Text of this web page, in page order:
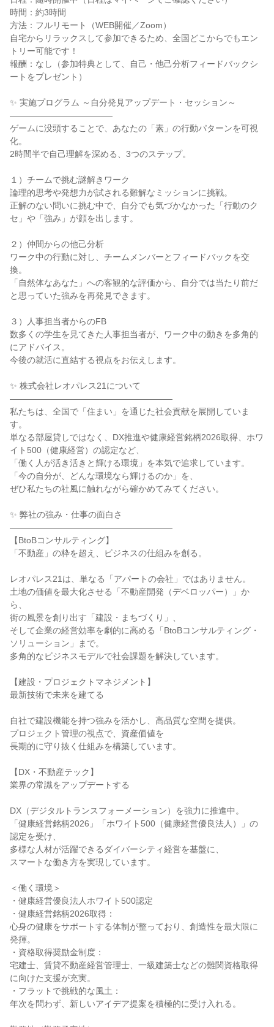
時間：約3時間
方法：フルリモート（WEB開催／Zoom）
自宅からリラックスして参加できるため、全国どこからでもエン
トリー可能です！
報酬：なし（参加特典として、自己・他己分析フィードバックシ
ートをプレゼント）
✨ 実施プログラム ～自分発見アップデート・セッション～
――――――――――――
ゲームに没頭することで、あなたの「素」の行動パターンを可視
化。
2時間半で自己理解を深める、3つのステップ。
１）チームで挑む謎解きワーク
論理的思考や発想力が試される難解なミッションに挑戦。
正解のない問いに挑む中で、自分でも気づかなかった「行動のク
セ」や「強み」が顔を出します。
２）仲間からの他己分析
ワーク中の行動に対し、チームメンバーとフィードバックを交
換。
「自然体なあなた」への客観的な評価から、自分では当たり前だ
と思っていた強みを再発見できます。
３）人事担当者からのFB
数多くの学生を見てきた人事担当者が、ワーク中の動きを多角的
にアドバイス。
今後の就活に直結する視点をお伝えします。
✨ 株式会社レオパレス21について
―――――――――――――――――――
私たちは、全国で「住まい」を通じた社会貢献を展開していま
す。
単なる部屋貸しではなく、DX推進や健康経営銘柄2026取得、ホワ
イト500（健康経営）の認定など、
「働く人が活き活きと輝ける環境」を本気で追求しています。
「今の自分が、どんな環境なら輝けるのか」を、
ぜひ私たちの社風に触れながら確かめてみてください。
✨ 弊社の強み・仕事の面白さ
―――――――――――――――――――
【BtoBコンサルティング】
「不動産」の枠を超え、ビジネスの仕組みを創る。
レオパレス21は、単なる「アパートの会社」ではありません。
土地の価値を最大化させる「不動産開発（デベロッパー）」か
ら、
街の風景を創り出す「建設・まちづくり」、
そして企業の経営効率を劇的に高める「BtoBコンサルティング・
ソリューション」まで。
多角的なビジネスモデルで社会課題を解決しています。
【建設・プロジェクトマネジメント】
最新技術で未来を建てる
自社で建設機能を持つ強みを活かし、高品質な空間を提供。
プロジェクト管理の視点で、資産価値を
長期的に守り抜く仕組みを構築しています。
【DX・不動産テック】
業界の常識をアップデートする
DX（デジタルトランスフォーメーション）を強力に推進中。
「健康経営銘柄2026」「ホワイト500（健康経営優良法人）」の
認定を受け、
多様な人材が活躍できるダイバーシティ経営を基盤に、
スマートな働き方を実現しています。
＜働く環境＞
・健康経営優良法人ホワイト500認定
・健康経営銘柄2026取得：
心身の健康をサポートする体制が整っており、創造性を最大限に
発揮。
・資格取得奨励金制度：
宅建士、賃貸不動産経営管理士、一級建築士などの難関資格取得
に向けた支援が充実。
・フラットで挑戦的な風土：
年次を問わず、新しいアイデア提案を積極的に受け入れる。